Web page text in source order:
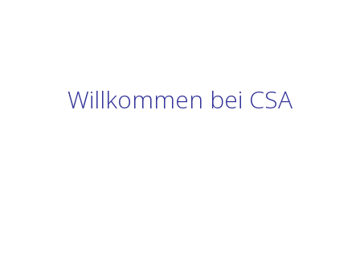
Willkommen bei CSA